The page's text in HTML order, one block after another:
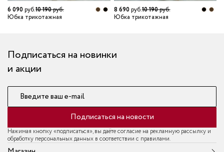
6 090руб.10 190руб.
Юбка трикотажная
8 690руб.10 190руб.
Юбка трикотажная
Подписаться на новинки
и акции
Введите ваш e-mail
Подписаться на новости
Нажимая кнопку «подписаться», вы даёте согласие на рекламную рассылку и
обработку персональных данных в соответствии с правилами.